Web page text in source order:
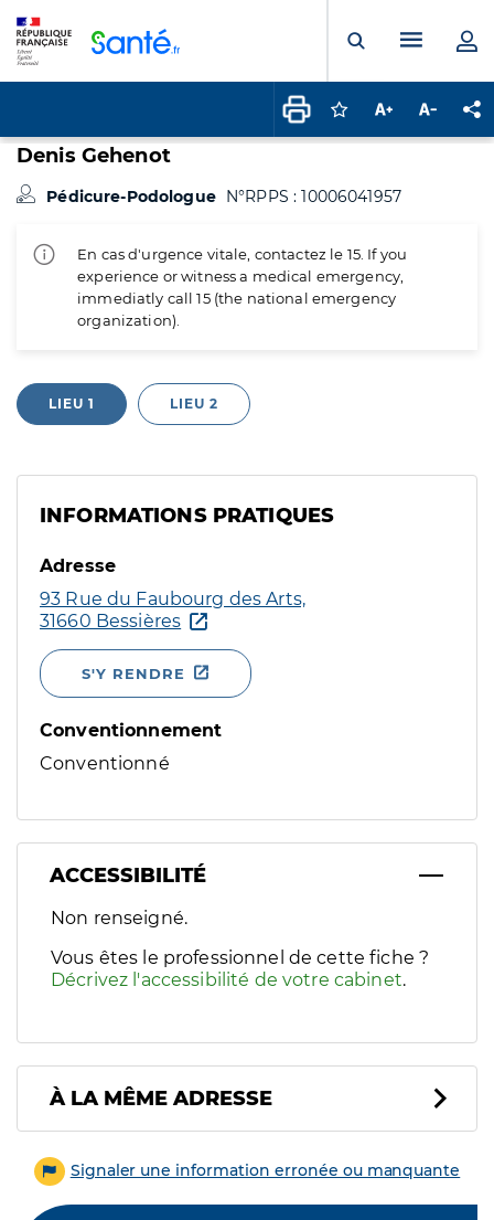
Ouvrir laMenu
Connectez-vous
Augmenter la
Denis Gehenot
Pédicure-Podologue N°RPPS : 10006041957
En cas d'urgence vitale, contactez le 15. If you
experience or witness a medical emergency,
immediatly call 15 (the national emergency
organization).
LIEU 1 LIEU 2
INFORMATIONS PRATIQUES
Adresse
93 Rue du Faubourg des Arts,
31660 Bessières
S'Y RENDRE
Conventionnement
Conventionné
ACCESSIBILITÉ
Filtres
Sélectionnez un ou plusieurs handicaps/besoins
Non renseigné.
Vous êtes le professionnel de cette fiche ?
Décrivez l'accessibilité de votre cabinet.
À LA MÊME ADRESSE
Signaler une information erronée ou manquante